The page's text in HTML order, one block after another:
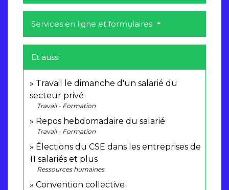
Services en ligne et formulaires
Et aussi
Travail le dimanche d'un salarié du
secteur privé
Travail - Formation
Repos hebdomadaire du salarié
Travail - Formation
Élections du CSE dans les entreprises de
11 salariés et plus
Ressources humaines
Convention collective